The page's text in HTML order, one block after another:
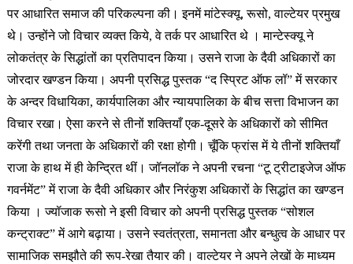
पर आधारित समाज की परिकल्पना की। इनमें मांटेस्क्यू, रूसो, वाल्टेयर प्रमुख
थे। उन्होंने जो विचार व्यक्त किये, वे तर्क पर आधारित थे । मान्टेस्क्यू ने
लोकतंत्र के सिद्धांतों का प्रतिपादन किया। उसने राजा के दैवी अधिकारों का
जोरदार खण्डन किया। अपनी प्रसिद्ध पुस्तक “द स्प्रिट ऑफ लॉ” में सरकार
के अन्दर विधायिका, कार्यपालिका और न्यायपालिका के बीच सत्ता विभाजन का
विचार रखा। ऐसा करने से तीनों शक्तियाँ एक-दूसरे के अधिकारों को सीमित
करेंगी तथा जनता के अधिकारों की रक्षा होगी। चूँकि फ्रांस में ये तीनों शक्तियाँ
राजा के हाथ में ही केन्द्रित थीं। जॉनलॉक ने अपनी रचना “टू ट्रीटाइजेज ऑफ
गवर्नमेंट” में राजा के दैवी अधिकार और निरंकुश अधिकारों के सिद्धांत का खण्डन
किया । ज्यॉजाक रूसो ने इसी विचार को अपनी प्रसिद्ध पुस्तक “सोशल
कन्ट्राक्ट” में आगे बढ़ाया। उसने स्वतंत्रता, समानता और बन्धुत्व के आधार पर
सामाजिक समझौते की रूप-रेखा तैयार की। वाल्टेयर ने अपने लेखों के माध्यम